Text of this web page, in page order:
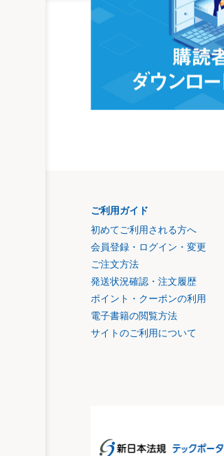
ご利用ガイド
初めてご利用される方へ
会員登録・ログイン・変更
ご注文方法
発送状況確認・注文履歴
ポイント・クーポンの利用
電子書籍の閲覧方法
サイトのご利用について